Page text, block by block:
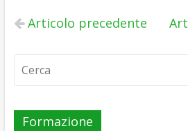
Articolo precedente
Formazione